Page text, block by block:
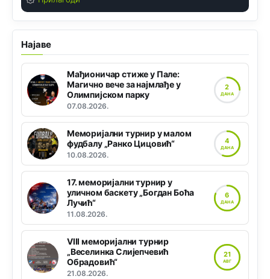
Најаве
Мађионичар стиже у Пале:
Магично вече за најмлађе у
Олимпијском парку
07.08.2026.
2
ДАНА
Меморијални турнир у малом
фудбалу „Ранко Цицовић“
10.08.2026.
4
ДАНА
17. меморијални турнир у
уличном баскету „Богдан Боћа
Лучић“
11.08.2026.
6
ДАНА
VIII меморијални турнир
„Веселинка Слијепчевић
Обрадовић“
21.08.2026.
21
АВГ